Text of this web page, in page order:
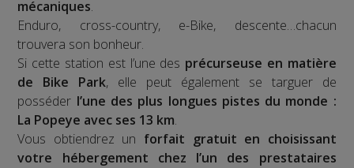
mécaniques.
Enduro, cross-country, e-Bike, descente…chacun
trouvera son bonheur.
Si cette station est l’une des précurseuse en matière
de Bike Park, elle peut également se targuer de
posséder l’une des plus longues pistes du monde :
La Popeye avec ses 13 km.
Vous obtiendrez un forfait gratuit en choisissant
votre hébergement chez l’un des prestataires